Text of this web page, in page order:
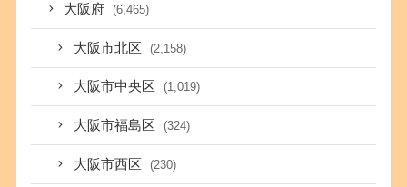
大阪府 (6,465)
大阪市北区 (2,158)
大阪市中央区 (1,019)
大阪市福島区 (324)
大阪市西区 (230)